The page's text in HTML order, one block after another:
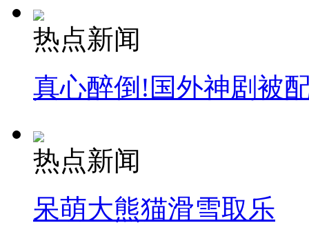
热点新闻
真心醉倒!国外神剧被
热点新闻
呆萌大熊猫滑雪取乐